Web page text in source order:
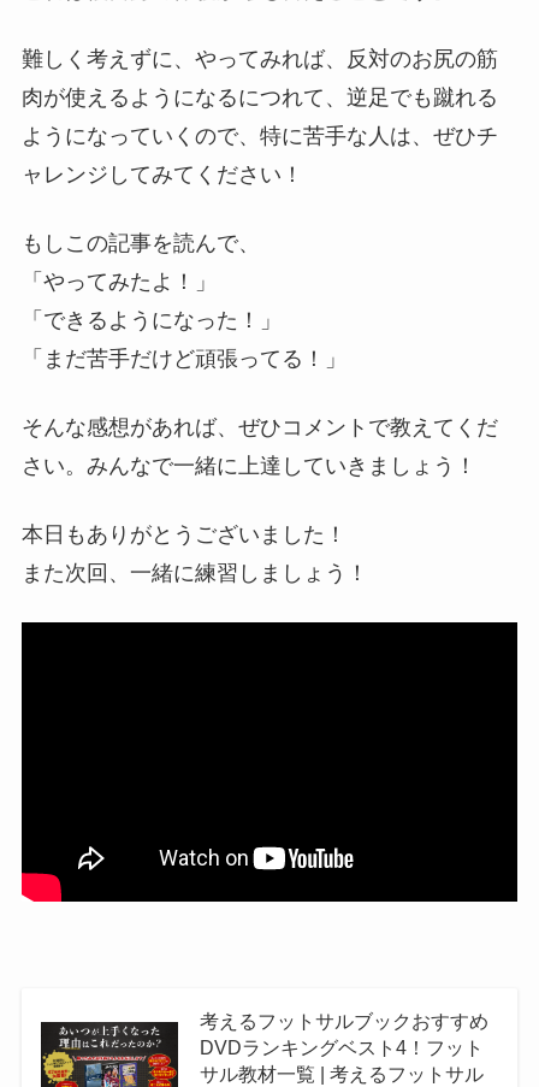
難しく考えずに、やってみれば、反対のお尻の筋
肉が使えるようになるにつれて、逆足でも蹴れる
ようになっていくので、特に苦手な人は、ぜひチ
ャレンジしてみてください！
もしこの記事を読んで、
「やってみたよ！」
「できるようになった！」
「まだ苦手だけど頑張ってる！」
そんな感想があれば、ぜひコメントで教えてくだ
さい。みんなで一緒に上達していきましょう！
本日もありがとうございました！
また次回、一緒に練習しましょう！
考えるフットサルブックおすすめ
DVDランキングベスト4！フット
サル教材一覧 | 考えるフットサル